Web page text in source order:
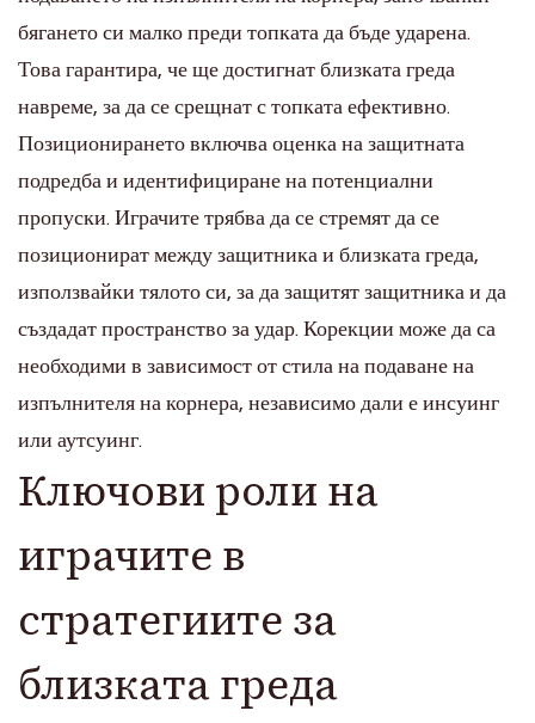
бягането си малко преди топката да бъде ударена.
Това гарантира, че ще достигнат близката греда
навреме, за да се срещнат с топката ефективно.
Позиционирането включва оценка на защитната
подредба и идентифициране на потенциални
пропуски. Играчите трябва да се стремят да се
позиционират между защитника и близката греда,
използвайки тялото си, за да защитят защитника и да
създадат пространство за удар. Корекции може да са
необходими в зависимост от стила на подаване на
изпълнителя на корнера, независимо дали е инсуинг
или аутсуинг.
Ключови роли на
играчите в
стратегиите за
близката греда